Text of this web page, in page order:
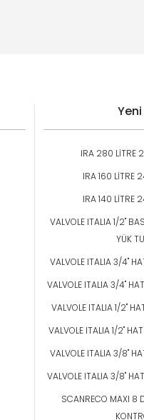
IRA 280 LİTRE
IRA 160 LİTRE
IRA 140 LİTRE
VALVOLE ITALIA 1/2"
YÜK
VALVOLE ITALIA 3/4"
VALVOLE ITALIA 3/4"
VALVOLE ITALIA 1/2"
VALVOLE ITALIA 1/2"
VALVOLE ITALIA 3/8"
VALVOLE ITALIA 3/8"
SCANRECO MAXI 8